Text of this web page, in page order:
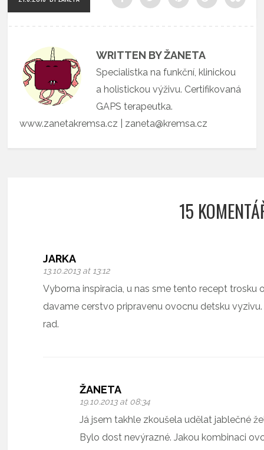
WRITTEN BY ŽANETA
Specialistka na funkční, klinickou
a holistickou výživu. Certifikovaná
GAPS terapeutka.
www.zanetakremsa.cz | zaneta@kremsa.cz
15
JARKA
13.10.2013 at 13:12
Vyborna inspiracia, u nas sme tento recept
davame cerstvo pripravenu ovocnu detsku
rad.
ŽANETA
19.10.2013 at 08:34
Já jsem takhle zkoušela udělat jablečné
Bylo dost nevýrazné. Jakou kombinaci